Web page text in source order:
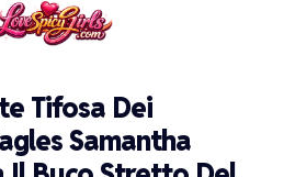
Tifosa Dei
Samantha